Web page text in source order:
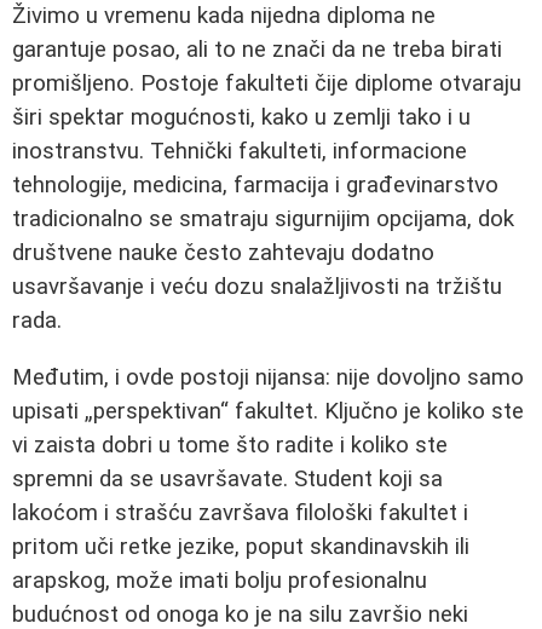
Živimo u vremenu kada nijedna diploma ne
garantuje posao, ali to ne znači da ne treba birati
promišljeno. Postoje fakulteti čije diplome otvaraju
širi spektar mogućnosti, kako u zemlji tako i u
inostranstvu. Tehnički fakulteti, informacione
tehnologije, medicina, farmacija i građevinarstvo
tradicionalno se smatraju sigurnijim opcijama, dok
društvene nauke često zahtevaju dodatno
usavršavanje i veću dozu snalažljivosti na tržištu
rada.
Međutim, i ovde postoji nijansa: nije dovoljno samo
upisati „perspektivan“ fakultet. Ključno je koliko ste
vi zaista dobri u tome što radite i koliko ste
spremni da se usavršavate. Student koji sa
lakoćom i strašću završava filološki fakultet i
pritom uči retke jezike, poput skandinavskih ili
arapskog, može imati bolju profesionalnu
budućnost od onoga ko je na silu završio neki